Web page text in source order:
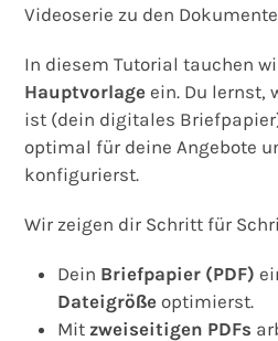
Videoserie zu den
In diesem Tutorial tauchen
Hauptvorlage ein. Du lernst,
ist (dein digitales
optimal für deine Angebote
konfigurierst.
Wir zeigen dir Schritt für
Dein Briefpapier (PDF)
Dateigröße optimierst.
Mit zweiseitigen PDFs